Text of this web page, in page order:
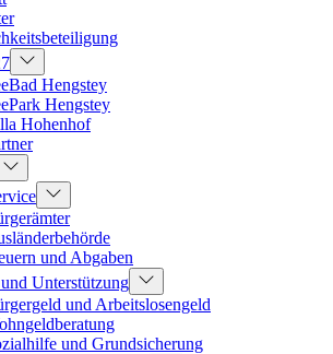
Hengstey
Hengstey
Hohenhof
und Abgaben
Unterstützung
und Arbeitslosengeld
und Grundsicherung